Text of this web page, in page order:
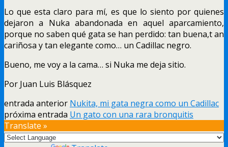
Lo que esta claro para mí, es que lo siento por quienes
dejaron a Nuka abandonada en aquel aparcamiento,
porque no saben qué gata se han perdido: tan buena,t an
cariñosa y tan elegante como… un Cadillac negro.
Bueno, me voy a la cama… si Nuka me deja sitio.
Por Juan Luis Blásquez
entrada anterior Nukita, mi gata negra como un Cadillac
próxima entrada Un gato con una rara bronquitis
Translate »